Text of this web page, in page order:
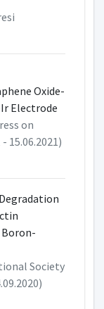
Oxide-
Electrode
on
15.06.2021)
Boron-
Society